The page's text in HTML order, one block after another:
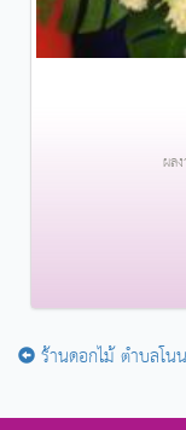
ผล
ร้านดอกไม้ ตำบลโน